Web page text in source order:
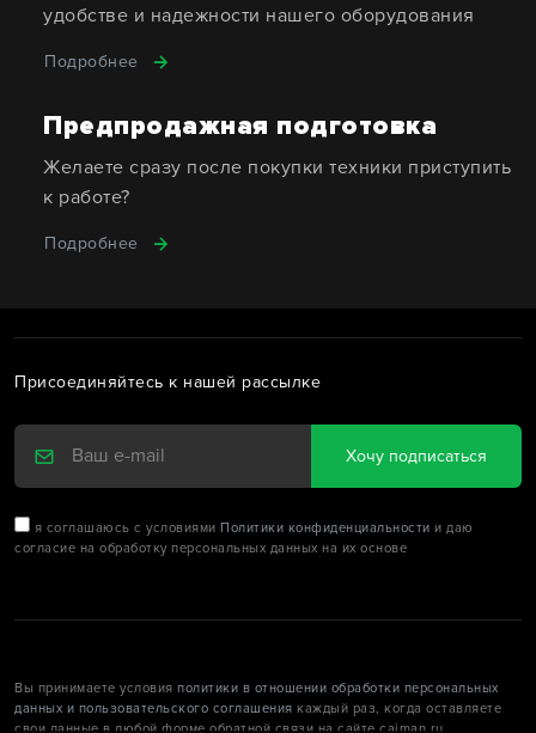
удобстве и надежности нашего оборудования
Подробнее
Предпродажная подготовка
Желаете сразу после покупки техники приступить
к работе?
Подробнее
Присоединяйтесь к нашей рассылке
Хочу подписаться
я соглашаюсь с условиями Политики конфиденциальности и даю
согласие на обработку персональных данных на их основе
Вы принимаете условия политики в отношении обработки персональных
данных и пользовательского соглашения каждый раз, когда оставляете
свои данные в любой форме обратной связи на сайте caiman.ru